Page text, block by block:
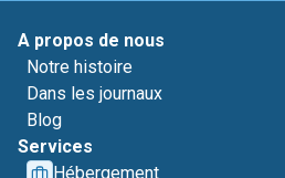
A propos de nous
Notre histoire
Dans les journaux
Blog
Services
Hébergement